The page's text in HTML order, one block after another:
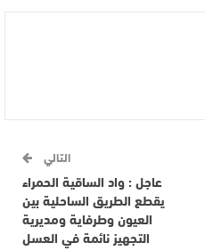
التالي
عاجل : واد الساقية الحمراء
يقطع الطريق الساحلية بين
العيون وطرفاية ومديرية
التجهيز نائمة في العسل